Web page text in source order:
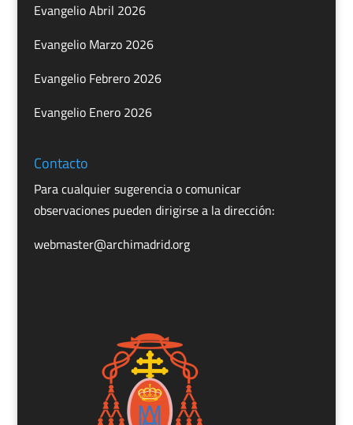
Evangelio Abril 2026
Evangelio Marzo 2026
Evangelio Febrero 2026
Evangelio Enero 2026
Contacto
Para cualquier sugerencia o comunicar
observaciones pueden dirigirse a la dirección:
webmaster@archimadrid.org